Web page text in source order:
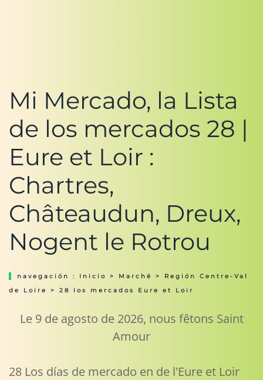
Mi Mercado, la Lista
de los mercados 28 |
Eure et Loir :
Chartres,
Châteaudun, Dreux,
Nogent le Rotrou
navegación : Inicio > Marché > Región Centre-Val
de Loire
> 28 los mercados Eure et Loir
Le 9 de agosto de 2026, nous fêtons Saint
Amour
28 Los días de mercado en de l'Eure et Loir